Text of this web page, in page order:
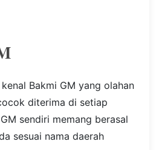
Bakmi GM yang olahan
diterima di setiap
sendiri memang berasal
sesuai nama daerah